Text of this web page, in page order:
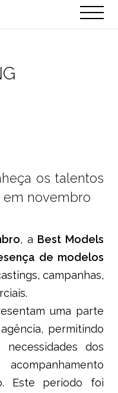
EN
os talentos
em novembro
, a Best Models
de modelos
campanhas,
uma parte
permitindo
dos
Este período foi